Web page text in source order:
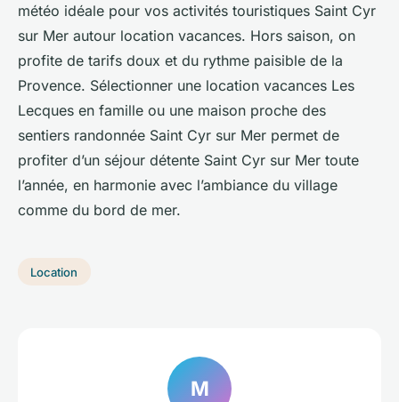
météo idéale pour vos activités touristiques Saint Cyr
sur Mer autour location vacances. Hors saison, on
profite de tarifs doux et du rythme paisible de la
Provence. Sélectionner une location vacances Les
Lecques en famille ou une maison proche des
sentiers randonnée Saint Cyr sur Mer permet de
profiter d’un séjour détente Saint Cyr sur Mer toute
l’année, en harmonie avec l’ambiance du village
comme du bord de mer.
Location
M